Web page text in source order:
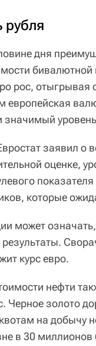
рубля
дня
рос,
европейская
значимый
заявил
оценке,
которые
может
курс евро.
нефти
Черное золото
на добычу
в 30 миллионов